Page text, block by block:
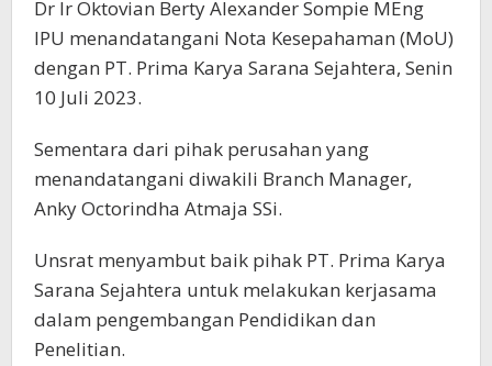
Dr Ir Oktovian Berty Alexander Sompie MEng
IPU menandatangani Nota Kesepahaman (MoU)
dengan PT. Prima Karya Sarana Sejahtera, Senin
10 Juli 2023.
Sementara dari pihak perusahan yang
menandatangani diwakili Branch Manager,
Anky Octorindha Atmaja SSi.
Unsrat menyambut baik pihak PT. Prima Karya
Sarana Sejahtera untuk melakukan kerjasama
dalam pengembangan Pendidikan dan
Penelitian.